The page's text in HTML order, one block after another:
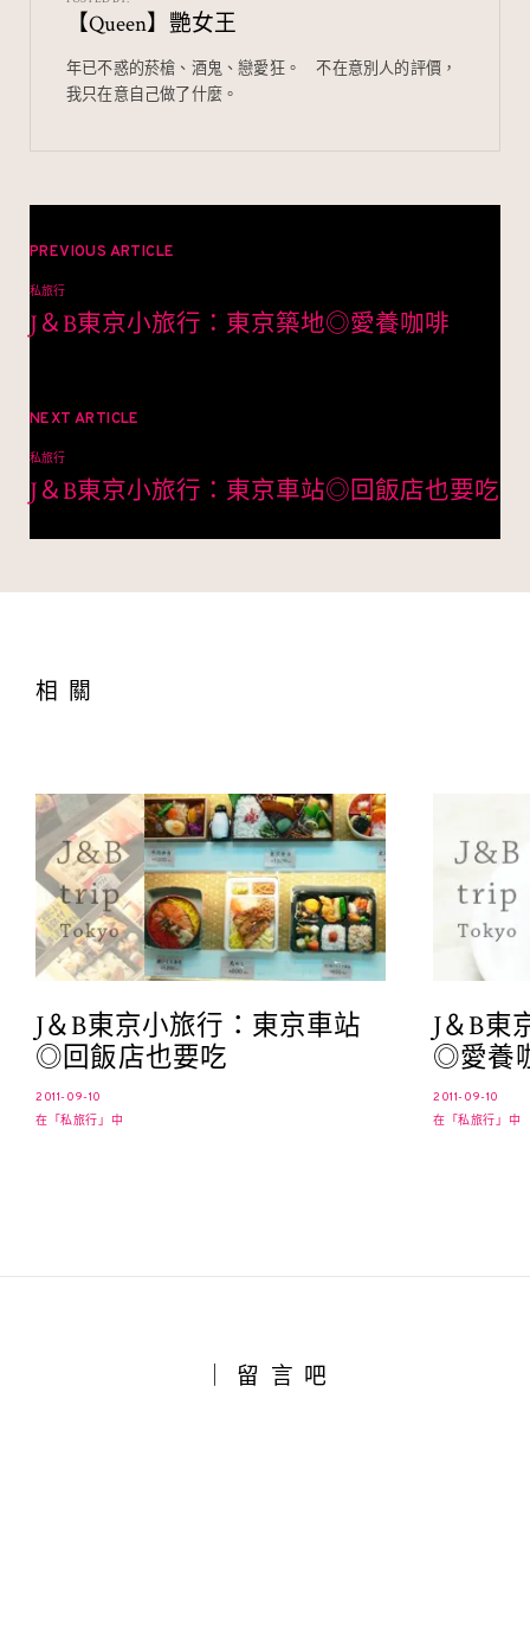
o
k
b
o
【Queen】艷女王
年已不惑的菸槍、酒鬼、戀愛狂。⠀ 不在意別人的評價，
我只在意自己做了什麼。
章
導
覽
PREVIOUS ARTICLE
私旅行
J＆B東京小旅行：東京築地◎愛養咖啡
NEXT ARTICLE
私旅行
J＆B東京小旅行：東京車站◎回飯店也要吃
相關
J＆B東京小旅行：東京車站
◎回飯店也要吃
2011-09-10
在「私旅行」中
J＆B東
◎愛養
2011-09-10
在「私旅行」中
｜留言吧